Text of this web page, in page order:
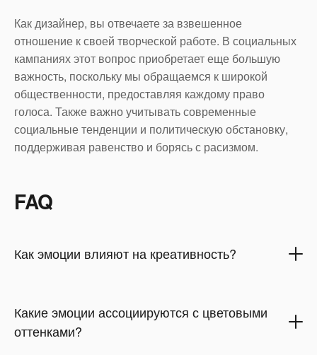
Как дизайнер, вы отвечаете за взвешенное
отношение к своей творческой работе. В социальных
кампаниях этот вопрос приобретает еще большую
важность, поскольку мы обращаемся к широкой
общественности, предоставляя каждому право
голоса. Также важно учитывать современные
социальные тенденции и политическую обстановку,
поддерживая равенство и борясь с расизмом.
FAQ
Как эмоции влияют на креативность?
Какие эмоции ассоциируются с цветовыми
оттенками?